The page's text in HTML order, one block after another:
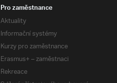
Pro zaměstnance
Aktuality
Informační systémy
Kurzy pro zaměstnance
Erasmus+ – zaměstnaci
Rekreace